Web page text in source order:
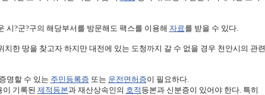
시?군?구의 해당부서를 방문해도 팩스를 이용해 자료를 받을 수 있다.
한 땅을 찾고자 하지만 대전에 있는 도청까지 갈 수 없을 경우 천안시의 관련
명할 수 있는 주민등록증 또는 운전면허증이 필요하다.
이 기록된 제적등본과 재산상속인의 호적 등본과 신분증이 있어야 한다. 특히